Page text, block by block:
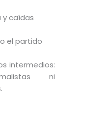
y caídas
el partido
intermedios:
ni